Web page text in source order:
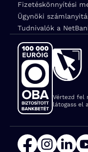
Fizetéskönnyítési
Ügynöki
Tudnivalók a
Vértezd fel
látogass el